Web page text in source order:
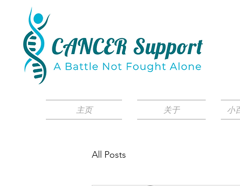
主页 关于 小
All Posts